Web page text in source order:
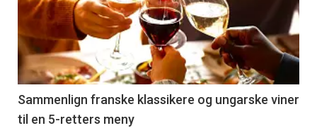
akkurat
nå
-
5
Sammenlign franske klassikere og ungarske viner
til en 5-retters meny